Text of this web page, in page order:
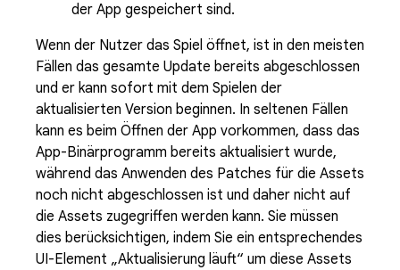
der App gespeichert sind.
Wenn der Nutzer das Spiel öffnet, ist in den meisten
Fällen das gesamte Update bereits abgeschlossen
und er kann sofort mit dem Spielen der
aktualisierten Version beginnen. In seltenen Fällen
kann es beim Öffnen der App vorkommen, dass das
App-Binärprogramm bereits aktualisiert wurde,
während das Anwenden des Patches für die Assets
noch nicht abgeschlossen ist und daher nicht auf
die Assets zugegriffen werden kann. Sie müssen
dies berücksichtigen, indem Sie ein entsprechendes
UI-Element „Aktualisierung läuft“ um diese Assets